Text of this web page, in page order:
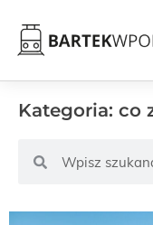
Kategoria: co